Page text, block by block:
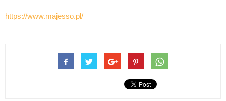
https://www.majesso.pl/